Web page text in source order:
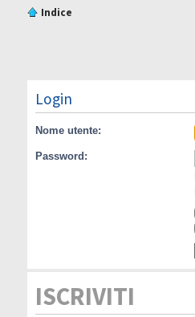
Indice
Login
Nome utente:
Password:
ISCRIVITI